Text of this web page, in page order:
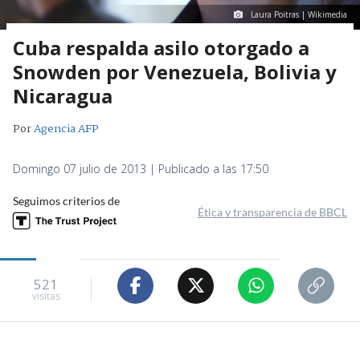
Laura Poitras | Wikimedia
Cuba respalda asilo otorgado a
Snowden por Venezuela, Bolivia y
Nicaragua
PorAgencia AFP
Domingo 07 julio de 2013 | Publicado a las 17:50
Seguimos criterios de
Ética y transparencia de BBCL
521
visitas